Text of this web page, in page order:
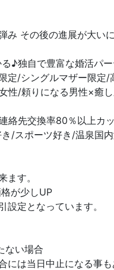
その後の進展が大いに
♪独自で豊富な婚活パー
/シングルマザー限定/
/頼りになる男性×癒
先交換率80％以上カ
ポーツ好き/温泉国内
ます。
が少しUP
定となっています。
ない場合
は当日中止になる事も